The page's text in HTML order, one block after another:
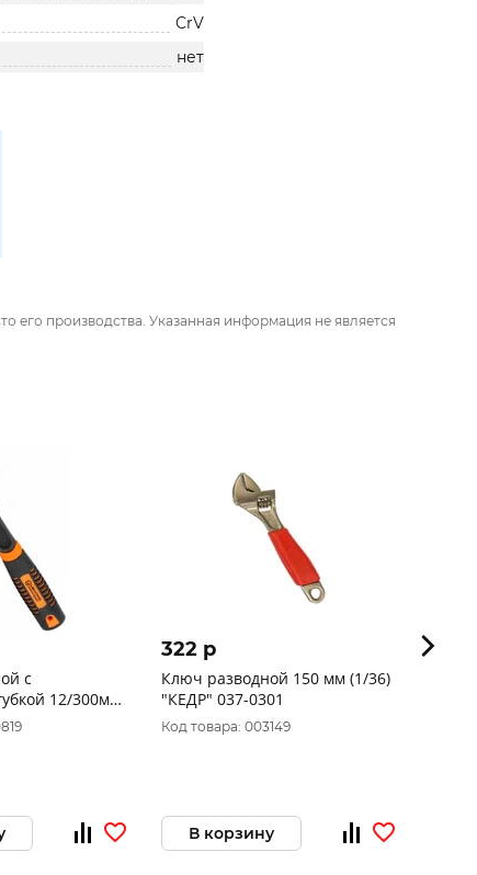
CrV
нет
его производства. Указанная информация не является
с
12/300мм
322 p
Ключ разводной 150 мм (1/36)
"КЕДР" 037-0301
Код товара: 003149
В корзину
2